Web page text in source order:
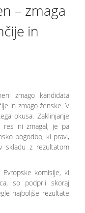
– zmaga
in
zmago kandidata
in zmago ženske. V
okusa. Zaklinjanje
res ni zmagal, je pa
pogodbo, ki pravi,
skladu z rezultatom
komisije, ki
so podprli skoraj
najboljše rezultate